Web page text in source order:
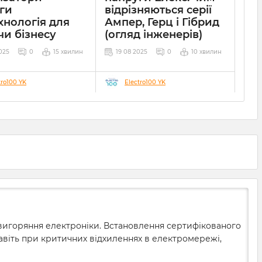
для
бізнесу
0 15 хвилин
YK
відрізняються серії
Ампер, Герц і Гібрид
(огляд інженерів)
19 08 2025 0 10 хвилин
Electro100 YK
електроніки. Встановлення сертифікованого
при критичних відхиленнях в електромережі,